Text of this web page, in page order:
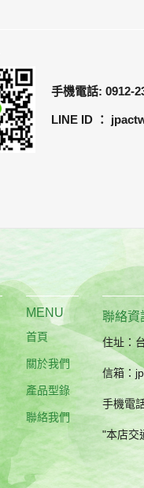
手機電話: 0912-
LINE ID ：
MENU
首頁
關於我們
產品型錄
聯絡我們
聯絡資
住址：
信箱：
手機電
"本店交